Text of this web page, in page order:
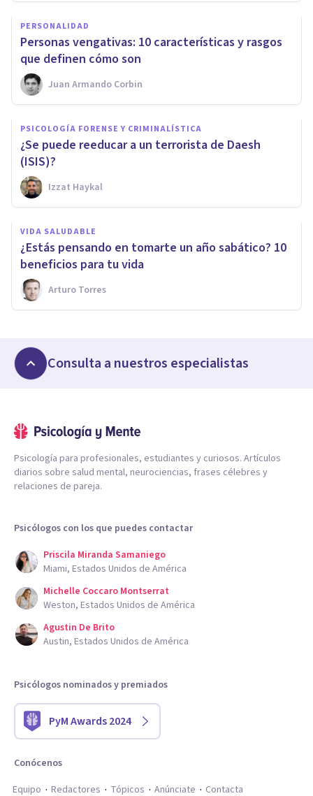
PERSONALIDAD
Personas vengativas: 10 características y rasgos
que definen cómo son
Juan Armando Corbin
PSICOLOGÍA FORENSE Y CRIMINALÍSTICA
​¿Se puede reeducar a un terrorista de Daesh
(ISIS)?
Izzat Haykal
VIDA SALUDABLE
¿Estás pensando en tomarte un año sabático? 10
beneficios para tu vida
Arturo Torres
Consulta a nuestros especialistas
Psicología para profesionales, estudiantes y curiosos. Artículos
diarios sobre salud mental, neurociencias, frases célebres y
relaciones de pareja.
Psicólogos con los que puedes contactar
Priscila Miranda Samaniego
Miami, Estados Unidos de América
Michelle Coccaro Montserrat
Weston, Estados Unidos de América
Agustin De Brito
Austin, Estados Unidos de América
Psicólogos nominados y premiados
PyM Awards 2024
Conócenos
Equipo
Redactores Tópicos Anúnciate Contacta